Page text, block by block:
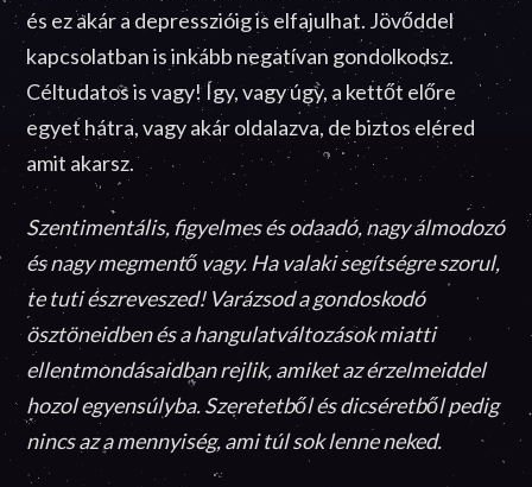
és ez akár a depresszióig is elfajulhat. Jövőddel
kapcsolatban is inkább negatívan gondolkodsz.
Céltudatos is vagy! Így, vagy úgy, a kettőt előre
egyet hátra, vagy akár oldalazva, de biztos eléred
amit akarsz.
Szentimentális, figyelmes és odaadó, nagy álmodozó
és nagy megmentő vagy. Ha valaki segítségre szorul,
te tuti észreveszed! Varázsod a gondoskodó
ösztöneidben és a hangulatváltozások miatti
ellentmondásaidban rejlik, amiket az érzelmeiddel
hozol egyensúlyba. Szeretetből és dicséretből pedig
nincs az a mennyiség, ami túl sok lenne neked.